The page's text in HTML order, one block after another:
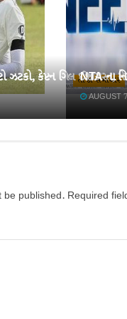
ઝટકો, કેપ્ટન ગિલ ઈજાગ્રસ્ત,
તાજા સમાચાર
NTA ના
AUGUST
be published. Required